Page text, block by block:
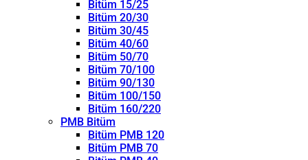
Bitüm 15/25
Bitüm 20/30
Bitüm 30/45
Bitüm 40/60
Bitüm 50/70
Bitüm 70/100
Bitüm 90/130
Bitüm 100/150
Bitüm 160/220
PMB Bitüm
Bitüm PMB 120
Bitüm PMB 70